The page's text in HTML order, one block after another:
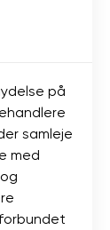
på
samleje
med